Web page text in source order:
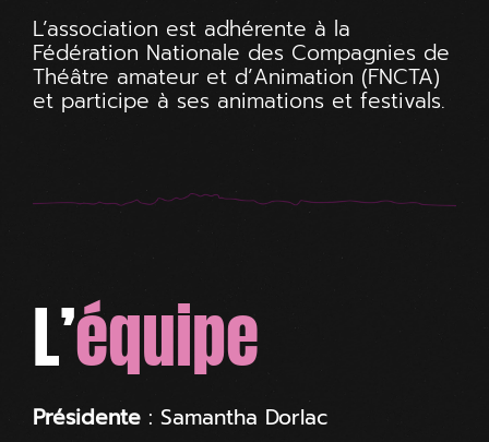
L’association est adhérente à la
Fédération Nationale des Compagnies de
Théâtre amateur et d’Animation (FNCTA)
et participe à ses animations et festivals.
L’équipe
Présidente : Samantha Dorlac